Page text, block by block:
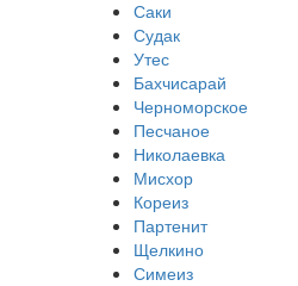
Саки
Судак
Утес
Бахчисарай
Черноморское
Песчаное
Николаевка
Мисхор
Кореиз
Партенит
Щелкино
Симеиз